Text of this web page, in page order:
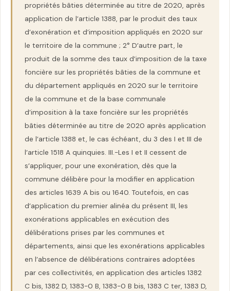
propriétés bâties déterminée au titre de 2020, après
application de l’article 1388, par le produit des taux
d’exonération et d’imposition appliqués en 2020 sur
le territoire de la commune ; 2° D’autre part, le
produit de la somme des taux d’imposition de la taxe
foncière sur les propriétés bâties de la commune et
du département appliqués en 2020 sur le territoire
de la commune et de la base communale
d’imposition à la taxe foncière sur les propriétés
bâties déterminée au titre de 2020 après application
de l’article 1388 et, le cas échéant, du 3 des I et III de
l’article 1518 A quinquies. III.-Les I et II cessent de
s’appliquer, pour une exonération, dès que la
commune délibère pour la modifier en application
des articles 1639 A bis ou 1640. Toutefois, en cas
d’application du premier alinéa du présent III, les
exonérations applicables en exécution des
délibérations prises par les communes et
départements, ainsi que les exonérations applicables
en l’absence de délibérations contraires adoptées
par ces collectivités, en application des articles 1382
C bis, 1382 D, 1383-0 B, 1383-0 B bis, 1383 C ter, 1383 D,